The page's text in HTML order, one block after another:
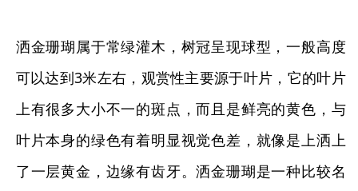
洒金珊瑚属于常绿灌木，树冠呈现球型，一般高度
可以达到3米左右，观赏性主要源于叶片，它的叶片
上有很多大小不一的斑点，而且是鲜亮的黄色，与
叶片本身的绿色有着明显视觉色差，就像是上洒上
了一层黄金，边缘有齿牙。洒金珊瑚是一种比较名